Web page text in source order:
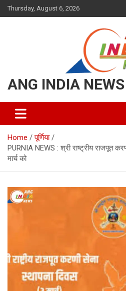
Skip
to
Thursday, August 6, 2026
ANG INDIA NEWS
Home
पूर्णिया
PURNIA NEWS : श्री राष्ट्रीय राजपूत
मार्च को